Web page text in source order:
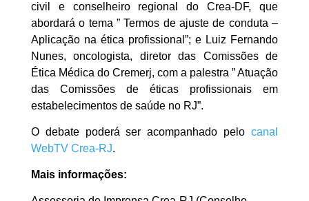
civil e conselheiro regional do Crea-DF, que
abordará o tema ” Termos de ajuste de conduta –
Aplicação na ética profissional”; e Luiz Fernando
Nunes, oncologista, diretor das Comissões de
Ética Médica do Cremerj, com a palestra ” Atuação
das Comissões de éticas profissionais em
estabelecimentos de saúde no RJ”.
O debate poderá ser acompanhado pelocanal
WebTV Crea-RJ.
Mais informações: